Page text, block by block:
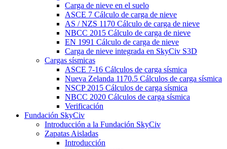
Carga de nieve en el suelo
ASCE 7 Cálculo de carga de nieve
AS / NZS 1170 Cálculo de carga de nieve
NBCC 2015 Cálculo de carga de nieve
EN 1991 Cálculo de carga de nieve
Carga de nieve integrada en SkyCiv S3D
Cargas sísmicas
ASCE 7-16 Cálculos de carga sísmica
Nueva Zelanda 1170.5 Cálculos de carga sísmica
NSCP 2015 Cálculos de carga sísmica
NBCC 2020 Cálculos de carga sísmica
Verificación
Fundación SkyCiv
Introducción a la Fundación SkyCiv
Zapatas Aisladas
Introducción